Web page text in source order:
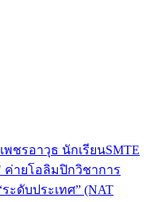
ชรอาวุธ นักเรียนSMTE
ค่ายโอลิมปิกวิชาการ
ะดับประเทศ” (NAT